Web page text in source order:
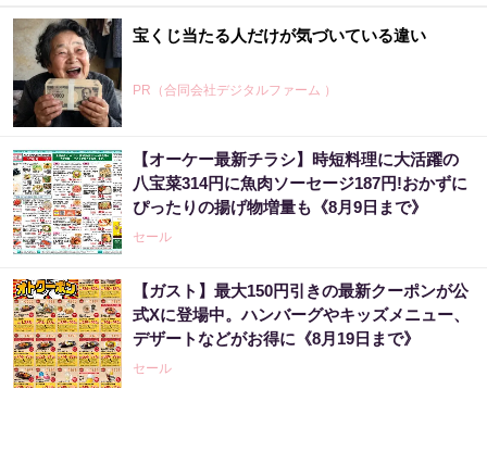
宝くじ当たる人だけが気づいている違い
PR（合同会社デジタルファーム ）
【オーケー最新チラシ】時短料理に大活躍の
八宝菜314円に魚肉ソーセージ187円!おかずに
ぴったりの揚げ物増量も《8月9日まで》
セール
【ガスト】最大150円引きの最新クーポンが公
式Xに登場中。ハンバーグやキッズメニュー、
デザートなどがお得に《8月19日まで》
セール